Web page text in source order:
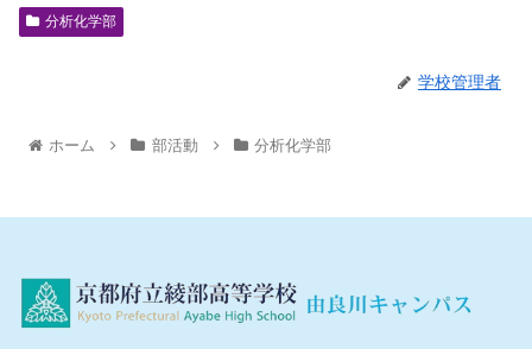
分析化学部
学校管理者
ホーム 部活動 分析化学部